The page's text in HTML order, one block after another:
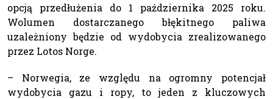
opcją przedłużenia do 1 października 2025 roku.
Wolumen dostarczanego błękitnego paliwa
uzależniony będzie od wydobycia zrealizowanego
przez Lotos Norge.
– Norwegia, ze względu na ogromny potencjał
wydobycia gazu i ropy, to jeden z kluczowych